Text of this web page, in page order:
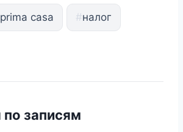
prima casa #налог
по записям